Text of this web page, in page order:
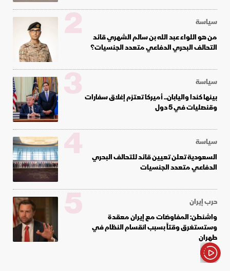
سياسة
من هو اللواء عبد الله بن سالم الشهري قائد
التحالف البحري الدفاعي متعدد الجنسيات؟
2
سياسة
بينها كندا واليابان.. أميركا تعتزم إغلاق سفارات
وقنصليات في 5 دول
3
سياسة
السعودية تعلن تعيين قائد للتحالف البحري
الدفاعي متعدد الجنسيات
4
حرب إيران
واشنطن: المفاوضات مع إيران معقدة
وستستغرق وقتاً بسبب انقسام النظام في
طهران
5